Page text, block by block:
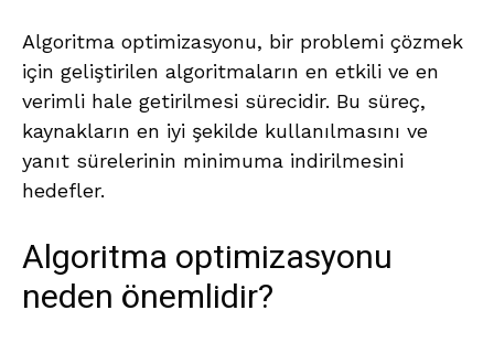
Algoritma optimizasyonu, bir problemi çözmek
için geliştirilen algoritmaların en etkili ve en
verimli hale getirilmesi sürecidir. Bu süreç,
kaynakların en iyi şekilde kullanılmasını ve
yanıt sürelerinin minimuma indirilmesini
hedefler.
Algoritma optimizasyonu
neden önemlidir?